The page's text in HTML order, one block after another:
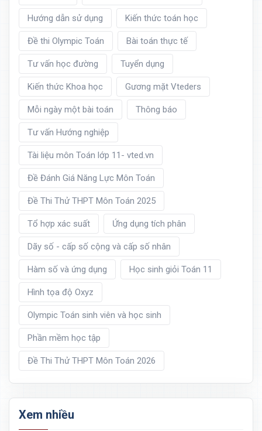
Hướng dẫn sử dụng Kiến thức toán học
Đề thi Olympic Toán Bài toán thực tế
Tư vấn học đường Tuyển dụng
Kiến thức Khoa học Gương mặt Vteders
Mỗi ngày một bài toán Thông báo
Tư vấn Hướng nghiệp
Tài liệu môn Toán lớp 11- vted.vn
Đề Đánh Giá Năng Lực Môn Toán
Đề Thi Thử THPT Môn Toán 2025
Tổ hợp xác suất Ứng dụng tích phân
Dãy số - cấp số cộng và cấp số nhân
Hàm số và ứng dụng Học sinh giỏi Toán 11
Hình tọa độ Oxyz
Olympic Toán sinh viên và học sinh
Phần mềm học tập
Đề Thi Thử THPT Môn Toán 2026
Xem nhiều